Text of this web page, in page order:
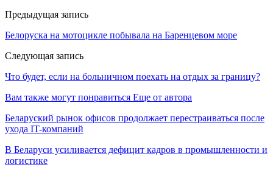
Предыдущая запись
Белоруска на мотоцикле побывала на Баренцевом море
Следующая запись
Что будет, если на больничном поехать на отдых за границу?
Вам также могут понравиться Еще от автора
Беларуский рынок офисов продолжает перестраиваться после
ухода IT-компаний
В Беларуси усиливается дефицит кадров в промышленности и
логистике